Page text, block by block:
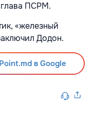
глава ПСРМ.
«железный
Додон.
в Google